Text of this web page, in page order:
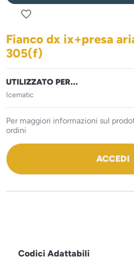
favorite_border
Fianco dx ix+presa
305(f)
UTILIZZATO PER...
Icematic
Per maggiori informazioni sul
ordini
ACCEDI
Codici Adattabili